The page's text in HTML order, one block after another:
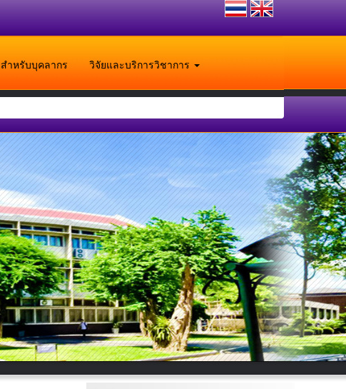
สำหรับบุคลากร วิจัยและบริการวิชาการ